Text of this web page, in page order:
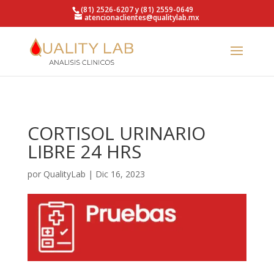
https://qualitylab.mx/(81) 2526-6207 y (81) 2559-0649
atencionaclientes@qualitylab.mx
CORTISOL URINARIO
LIBRE 24 HRS
por QualityLab | Dic 16, 2023